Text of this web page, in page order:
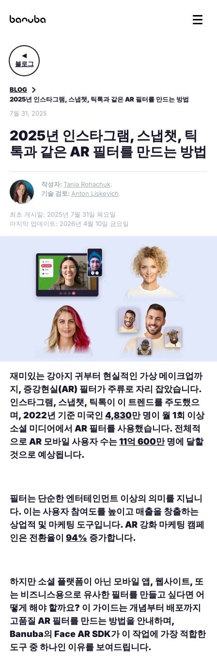
블로그
BLOG
2025년 인스타그램, 스냅챗, 틱톡과 같은 AR 필터를 만드는 방법
7월 31, 2025
2025년 인스타그램, 스냅챗, 틱
톡과 같은 AR 필터를 만드는 방법
재미있는 강아지 귀부터 현실적인 가상 메이크업까
지, 증강현실(AR) 필터가 주류로 자리 잡았습니다.
인스타그램, 스냅챗, 틱톡이 이 트렌드를 주도했으
며, 2022년 기준 미국인 4,830만 명이 월 1회 이상
소셜 미디어에서 AR 필터를 사용했습니다. 전체적
으로 AR 모바일 사용자 수는11억 600만명에 달할
것으로 예상됩니다.
필터는 단순한 엔터테인먼트 이상의 의미를 지닙니
다. 이는 사용자 참여도를 높이고 매출을 창출하는
상업적 및 마케팅 도구입니다. AR 강화 마케팅 캠페
인은 전환율이 94% 증가합니다.
하지만 소셜 플랫폼이 아닌 모바일 앱, 웹사이트, 또
는 비즈니스용으로 유사한 필터를 만들고 싶다면 어
떻게 해야 할까요? 이 가이드는 개념부터 배포까지
고품질 AR 필터를 만드는 방법을 안내하며,
Banuba의 Face AR SDK가 이 작업에 가장 적합한
도구 중 하나인 이유를 보여드립니다.
작성자: Tania Rohachuk.
기술 검토: Anton Liskevich.
최초 게시일: 2025년 7월 31일 목요일
마지막 업데이트: 2026년 4월 10일 금요일